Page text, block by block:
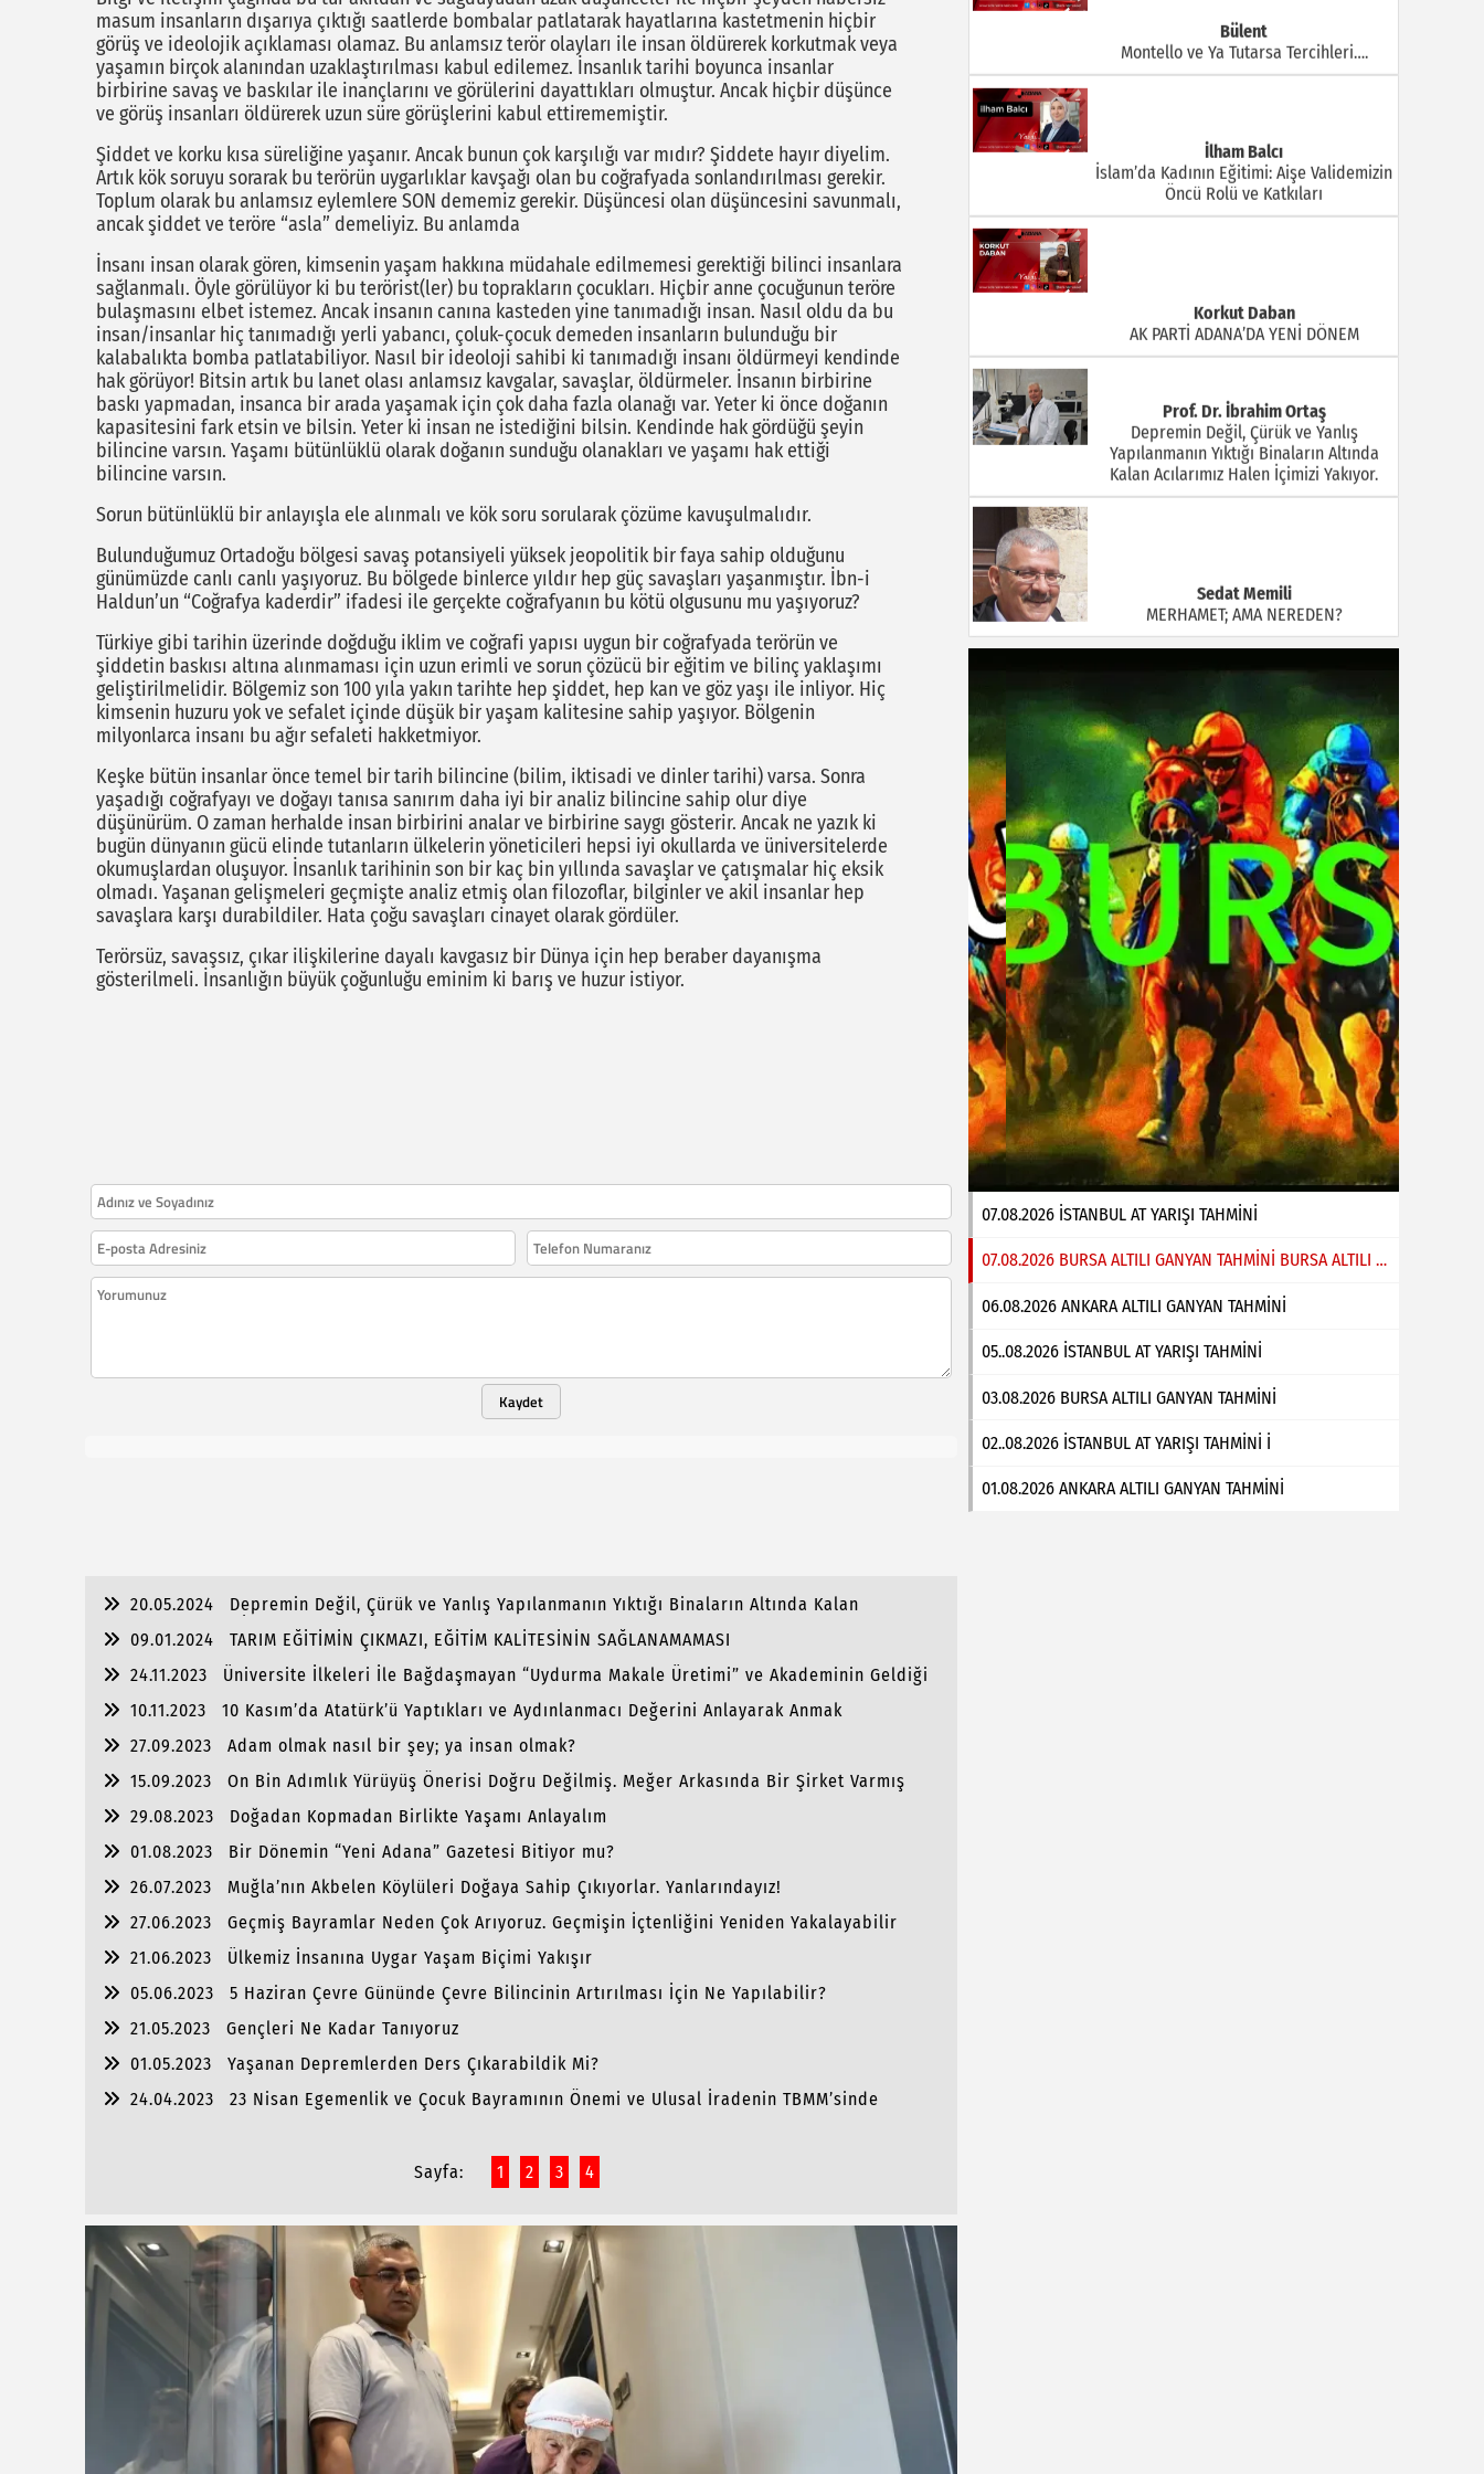
masum insanların dışarıya çıktığı saatlerde bombalar patlatarak hayatlarına kastetmenin hiçbir
görüş ve ideolojik açıklaması olamaz. Bu anlamsız terör olayları ile insan öldürerek korkutmak veya
yaşamın birçok alanından uzaklaştırılması kabul edilemez. İnsanlık tarihi boyunca insanlar
birbirine savaş ve baskılar ile inançlarını ve görülerini dayattıkları olmuştur. Ancak hiçbir düşünce
ve görüş insanları öldürerek uzun süre görüşlerini kabul ettirememiştir.
Şiddet ve korku kısa süreliğine yaşanır. Ancak bunun çok karşılığı var mıdır? Şiddete hayır diyelim.
Artık kök soruyu sorarak bu terörün uygarlıklar kavşağı olan bu coğrafyada sonlandırılması gerekir.
Toplum olarak bu anlamsız eylemlere SON dememiz gerekir. Düşüncesi olan düşüncesini savunmalı,
ancak şiddet ve teröre “asla” demeliyiz. Bu anlamda
İnsanı insan olarak gören, kimsenin yaşam hakkına müdahale edilmemesi gerektiği bilinci insanlara
sağlanmalı. Öyle görülüyor ki bu terörist(ler) bu toprakların çocukları. Hiçbir anne çocuğunun teröre
bulaşmasını elbet istemez. Ancak insanın canına kasteden yine tanımadığı insan. Nasıl oldu da bu
insan/insanlar hiç tanımadığı yerli yabancı, çoluk-çocuk demeden insanların bulunduğu bir
kalabalıkta bomba patlatabiliyor. Nasıl bir ideoloji sahibi ki tanımadığı insanı öldürmeyi kendinde
hak görüyor! Bitsin artık bu lanet olası anlamsız kavgalar, savaşlar, öldürmeler. İnsanın birbirine
baskı yapmadan, insanca bir arada yaşamak için çok daha fazla olanağı var. Yeter ki önce doğanın
kapasitesini fark etsin ve bilsin. Yeter ki insan ne istediğini bilsin. Kendinde hak gördüğü şeyin
bilincine varsın. Yaşamı bütünlüklü olarak doğanın sunduğu olanakları ve yaşamı hak ettiği
bilincine varsın.
Sorun bütünlüklü bir anlayışla ele alınmalı ve kök soru sorularak çözüme kavuşulmalıdır.
Bulunduğumuz Ortadoğu bölgesi savaş potansiyeli yüksek jeopolitik bir faya sahip olduğunu
günümüzde canlı canlı yaşıyoruz. Bu bölgede binlerce yıldır hep güç savaşları yaşanmıştır. İbn-i
Haldun’un “Coğrafya kaderdir” ifadesi ile gerçekte coğrafyanın bu kötü olgusunu mu yaşıyoruz?
Türkiye gibi tarihin üzerinde doğduğu iklim ve coğrafi yapısı uygun bir coğrafyada terörün ve
şiddetin baskısı altına alınmaması için uzun erimli ve sorun çözücü bir eğitim ve bilinç yaklaşımı
geliştirilmelidir. Bölgemiz son 100 yıla yakın tarihte hep şiddet, hep kan ve göz yaşı ile inliyor. Hiç
kimsenin huzuru yok ve sefalet içinde düşük bir yaşam kalitesine sahip yaşıyor. Bölgenin
milyonlarca insanı bu ağır sefaleti hakketmiyor.
Keşke bütün insanlar önce temel bir tarih bilincine (bilim, iktisadi ve dinler tarihi) varsa. Sonra
yaşadığı coğrafyayı ve doğayı tanısa sanırım daha iyi bir analiz bilincine sahip olur diye
düşünürüm. O zaman herhalde insan birbirini analar ve birbirine saygı gösterir. Ancak ne yazık ki
bugün dünyanın gücü elinde tutanların ülkelerin yöneticileri hepsi iyi okullarda ve üniversitelerde
okumuşlardan oluşuyor. İnsanlık tarihinin son bir kaç bin yıllında savaşlar ve çatışmalar hiç eksik
olmadı. Yaşanan gelişmeleri geçmişte analiz etmiş olan filozoflar, bilginler ve akil insanlar hep
savaşlara karşı durabildiler. Hata çoğu savaşları cinayet olarak gördüler.
Terörsüz, savaşsız, çıkar ilişkilerine dayalı kavgasız bir Dünya için hep beraber dayanışma
gösterilmeli. İnsanlığın büyük çoğunluğu eminim ki barış ve huzur istiyor.
Kaydet
20.05.2024
Depremin Değil, Çürük ve Yanlış Yapılanmanın Yıktığı Binaların Altında Kalan
Acılarımız Halen İçimizi Yakıyor.
09.01.2024
TARIM EĞİTİMİN ÇIKMAZI, EĞİTİM KALİTESİNİN SAĞLANAMAMASI
24.11.2023
Üniversite İlkeleri İle Bağdaşmayan “Uydurma Makale Üretimi” ve Akademinin Geldiği
10.11.2023
10 Kasım’da Atatürk’ü Yaptıkları ve Aydınlanmacı Değerini Anlayarak Anmak
27.09.2023
Adam olmak nasıl bir şey; ya insan olmak?
15.09.2023
On Bin Adımlık Yürüyüş Önerisi Doğru Değilmiş. Meğer Arkasında Bir Şirket Varmış
29.08.2023
Doğadan Kopmadan Birlikte Yaşamı Anlayalım
01.08.2023
Bir Dönemin “Yeni Adana” Gazetesi Bitiyor mu?
26.07.2023
Muğla’nın Akbelen Köylüleri Doğaya Sahip Çıkıyorlar. Yanlarındayız!
27.06.2023
Geçmiş Bayramlar Neden Çok Arıyoruz. Geçmişin İçtenliğini Yeniden Yakalayabilir
21.06.2023
Ülkemiz İnsanına Uygar Yaşam Biçimi Yakışır
05.06.2023
5 Haziran Çevre Gününde Çevre Bilincinin Artırılması İçin Ne Yapılabilir?
21.05.2023
Gençleri Ne Kadar Tanıyoruz
01.05.2023
Yaşanan Depremlerden Ders Çıkarabildik Mi?
24.04.2023
23 Nisan Egemenlik ve Çocuk Bayramının Önemi ve Ulusal İradenin TBMM’sinde
Sayfa: 1 2 3 4
Bülent
Montello ve Ya Tutarsa Tercihleri….
İlham Balcı
İslam’da Kadının Eğitimi: Aişe Validemizin
Öncü Rolü ve Katkıları
Korkut Daban
AK PARTİ ADANA’DA YENİ DÖNEM
Prof. Dr. İbrahim Ortaş
Depremin Değil, Çürük ve Yanlış
Yapılanmanın Yıktığı Binaların Altında
Kalan Acılarımız Halen İçimizi Yakıyor.
Sedat Memili
MERHAMET; AMA NEREDEN?
Ünsal Özdiker
Bunları Biliyor muydunuz?
07.08.2026 İSTANBUL AT YARIŞI TAHMİNİ
07.08.2026 BURSA ALTILI GANYAN TAHMİNİ BURSA ALTILI GANYAN TAHMİNİ Bülent Çabuk
06.08.2026 ANKARA ALTILI GANYAN TAHMİNİ
05..08.2026 İSTANBUL AT YARIŞI TAHMİNİ
03.08.2026 BURSA ALTILI GANYAN TAHMİNİ
02..08.2026 İSTANBUL AT YARIŞI TAHMİNİ İ
01.08.2026 ANKARA ALTILI GANYAN TAHMİNİ